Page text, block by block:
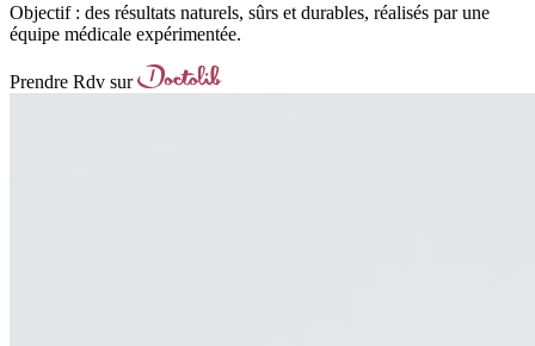
Objectif : des résultats naturels, sûrs et durables, réalisés par une
équipe médicale expérimentée.
Prendre Rdv sur